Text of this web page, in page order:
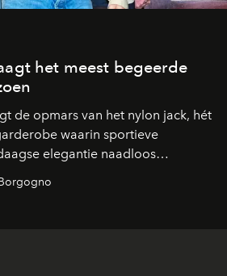
het meest begeerde
de opmars van het nylon jack, hét
waarin sportieve
elegantie naadloos